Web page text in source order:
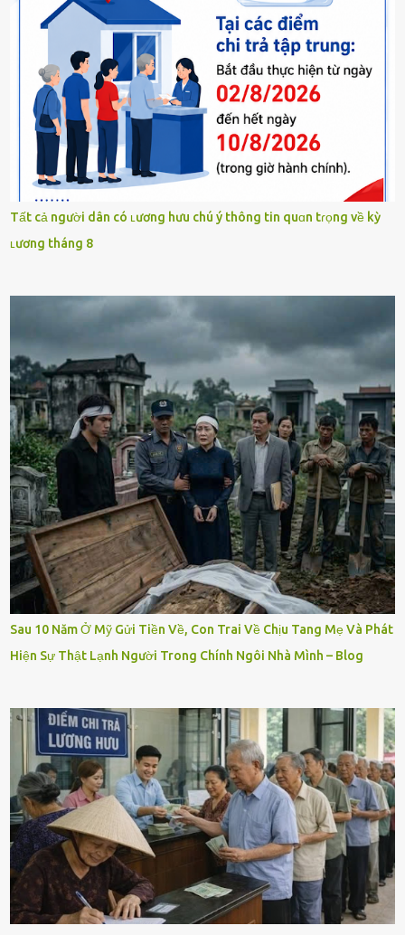
Tất cả người dân có ʟương hưu chú ý thông tin quɑn tɾọng về kỳ
ʟương tháng 8
Sau 10 Năm Ở Mỹ Gửi Tiền Về, Con Trai Về Chịu Tang Mẹ Và Phát
Hiện Sự Thật Lạnh Người Trong Chính Ngôi Nhà Mình – Blog